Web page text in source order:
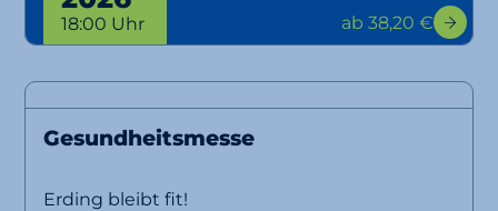
18:00 Uhr ab 38,20 €
Gesundheitsmesse
Erding bleibt fit!